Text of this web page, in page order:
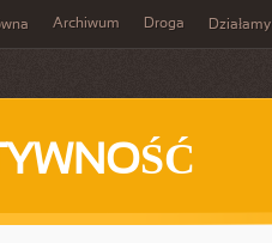
Archiwum Droga Działamy